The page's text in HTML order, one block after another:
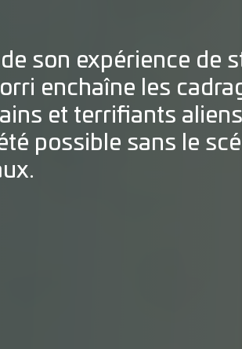
son expérience de
enchaîne les
et terrifiants
possible sans le